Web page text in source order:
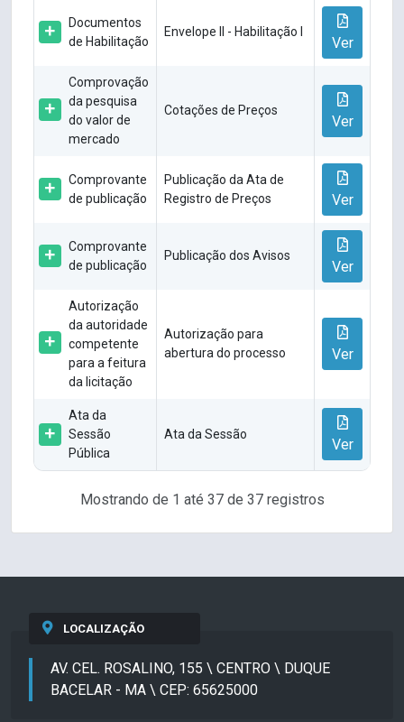
Documentos
de Habilitação
Envelope II - Habilitação I
Ver
Comprovação
da pesquisa
do valor de
mercado
Cotações de Preços
Ver
Comprovante
de publicação
Publicação da Ata de
Registro de Preços
Ver
Comprovante
de publicação
Publicação dos Avisos
Ver
Autorização
da autoridade
competente
para a feitura
da licitação
Autorização para
abertura do processo
Ver
Ata da
Sessão
Pública
Ata da Sessão
Ver
Mostrando de 1 até 37 de 37 registros
LOCALIZAÇÃO
AV. CEL. ROSALINO, 155 \ CENTRO \ DUQUE
BACELAR - MA \ CEP: 65625000